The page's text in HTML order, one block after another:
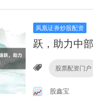
凤凰证券炒股配资
跃，助力中
股票配资门户
股鑫宝